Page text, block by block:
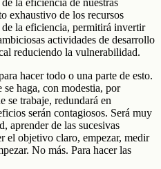
exhaustivo de los recursos
la eficiencia, permitirá invertir
actividades de desarrollo
reduciendo la vulnerabilidad.
hacer todo o una parte de esto.
haga, con modestia, por
se trabaje, redundará en
serán contagiosos. Será muy
aprender de las sucesivas
el objetivo claro, empezar, medir
No más. Para hacer las